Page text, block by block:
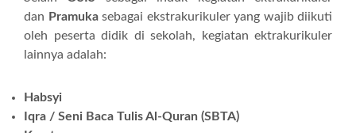
dan Pramukasebagai ekstrakurikuler yang wajib diikuti
oleh peserta didik di sekolah, kegiatan ektrakurikuler
lainnya adalah:
Habsyi
Iqra / Seni Baca Tulis Al-Quran (SBTA)